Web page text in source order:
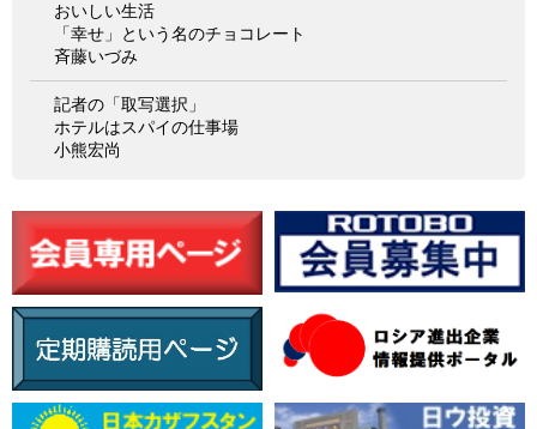
おいしい生活
「幸せ」という名のチョコレート
斉藤いづみ
記者の「取写選択」
ホテルはスパイの仕事場
小熊宏尚